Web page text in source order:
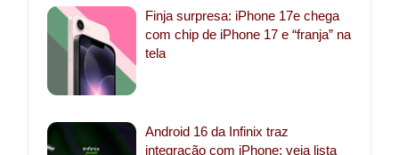
Finja surpresa: iPhone 17e chega
com chip de iPhone 17 e “franja” na
tela
Android 16 da Infinix traz
integração com iPhone; veja lista